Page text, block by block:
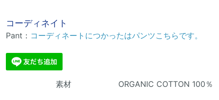
コーディネイト
Pant： コーディネートにつかったはパンツこちらです。
素材 ORGANIC COTTON 100％